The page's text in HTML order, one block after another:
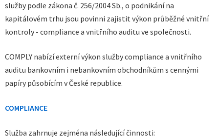
služby podle zákona č. 256/2004 Sb., o podnikání na
kapitálovém trhu jsou povinni zajistit výkon průběžné vnitřní
kontroly - compliance a vnitřního auditu ve společnosti.
COMPLY nabízí externí výkon služby compliance a vnitřního
auditu bankovním i nebankovním obchodníkům s cennými
papíry působícím v České republice.
COMPLIANCE
Služba zahrnuje zejména následující činnosti: